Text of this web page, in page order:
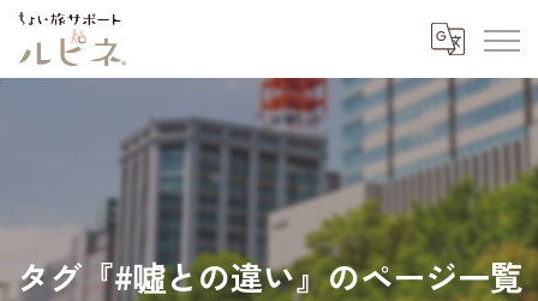
タグ『#噓との違い』のページ一覧